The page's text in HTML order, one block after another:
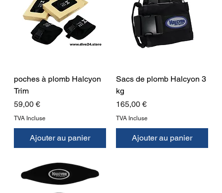
poches à plomb Halcyon
Trim
Prix
59,00 €
TVA Incluse
Ajouter au panier
Sacs de plomb Halcyon 3
kg
Prix
165,00 €
TVA Incluse
Ajouter au panier